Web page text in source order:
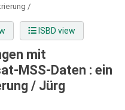
/
ISBD view
mit
MSS-Daten : ein
/ Jürg